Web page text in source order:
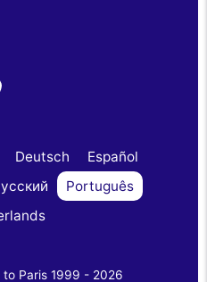
Deutsch
Español
Português
Paris 1999 - 2026